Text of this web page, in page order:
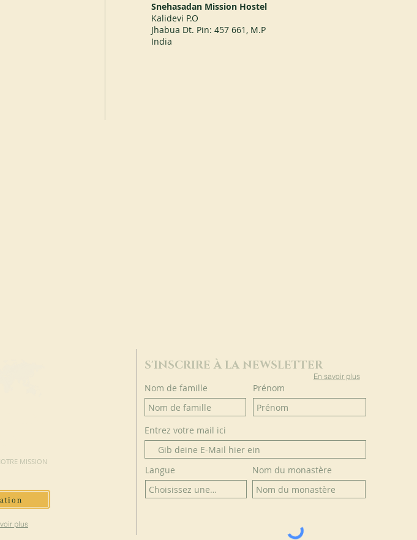
Snehasadan Mission Hostel
Kalidevi P.O
Jhabua Dt. Pin: 457 661, M.P
India
MISSION
plus
S'INSCRIRE À LA NEWSLETTER
En savoir plus
Nom de famille Prénom
Entrez votre mail ici
Langue Nom du monastère